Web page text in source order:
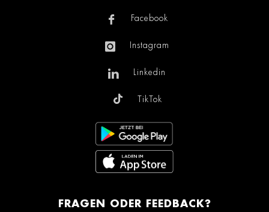
Facebook
Instagram
Linkedin
TikTok
FRAGEN ODER FEEDBACK?